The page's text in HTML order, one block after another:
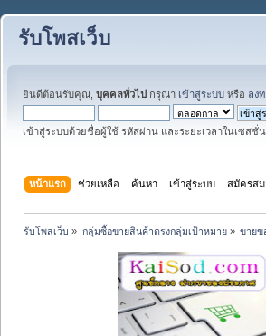
รับโพสเว็บ
ยินดีต้อนรับคุณ, บุคคลทั่วไป กรุณา เข้าสู่ระบบ หรือ ลง
เข้าสู่ระบบด้วยชื่อผู้ใช้ รหัสผ่าน และระยะเวลาในเซสชั่น
หน้าแรก ช่วยเหลือ ค้นหา เข้าสู่ระบบ สมัครส
รับโพสเว็บ » กลุ่มซื้อขายสินค้าตรงกลุ่มเป้าหมาย» ขายข